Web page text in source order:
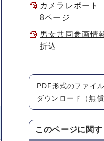
カメラレポート
8ページ
男女共同参画情
折込
PDF形式のファイ
ダウンロード（無
このページに関す